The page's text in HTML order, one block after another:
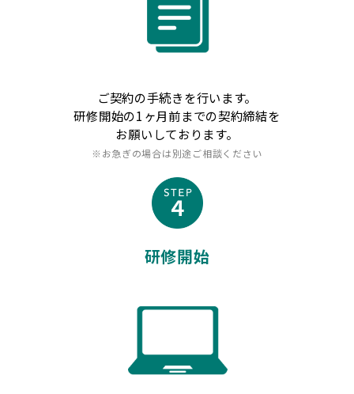
ご契約の手続きを行います。
研修開始の1ヶ月前までの契約締結を
お願いしております。
※お急ぎの場合は別途ご相談ください
研修開始